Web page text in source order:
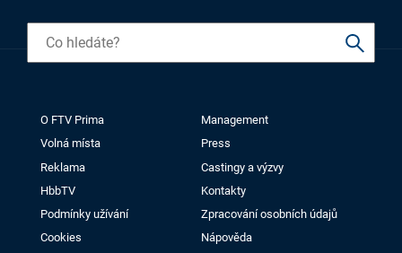
O FTV Prima
Management
Volná místa
Press
Reklama
Castingy a výzvy
HbbTV
Kontakty
Podmínky užívání
Zpracování osobních údajů
Cookies
Nápověda